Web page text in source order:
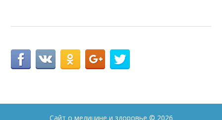
Сайт о медицине и здоровье © 2026